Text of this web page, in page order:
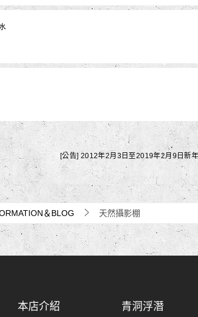
[公告] 2012年2月3日至2019年2月9日新
＆BLOG 天然攝影棚
本店介紹 青洞浮潛